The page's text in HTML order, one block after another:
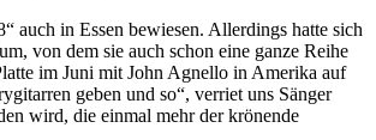
auch in Essen bewiesen. Allerdings hatte sich
von dem sie auch schon eine ganze Reihe
im Juni mit John Agnello in Amerika auf
geben und so“, verriet uns Sänger
wird, die einmal mehr der krönende